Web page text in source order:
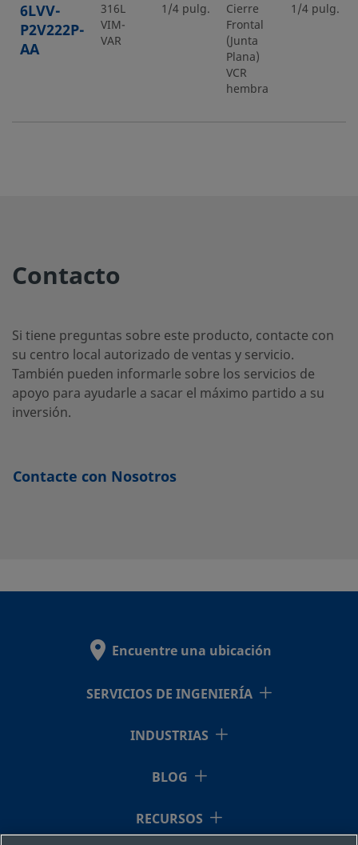
6LVV-
P2V222P-
AA
316L
VIM-
VAR
1/4 pulg.
Cierre
Frontal
(Junta
Plana)
VCR
hembra
1/4 pulg.
Contacto
Si tiene preguntas sobre este producto, contacte con
su centro local autorizado de ventas y servicio.
También pueden informarle sobre los servicios de
apoyo para ayudarle a sacar el máximo partido a su
inversión.
Contacte con Nosotros
Encuentre una ubicación
SERVICIOS DE INGENIERÍA
INDUSTRIAS
BLOG
RECURSOS